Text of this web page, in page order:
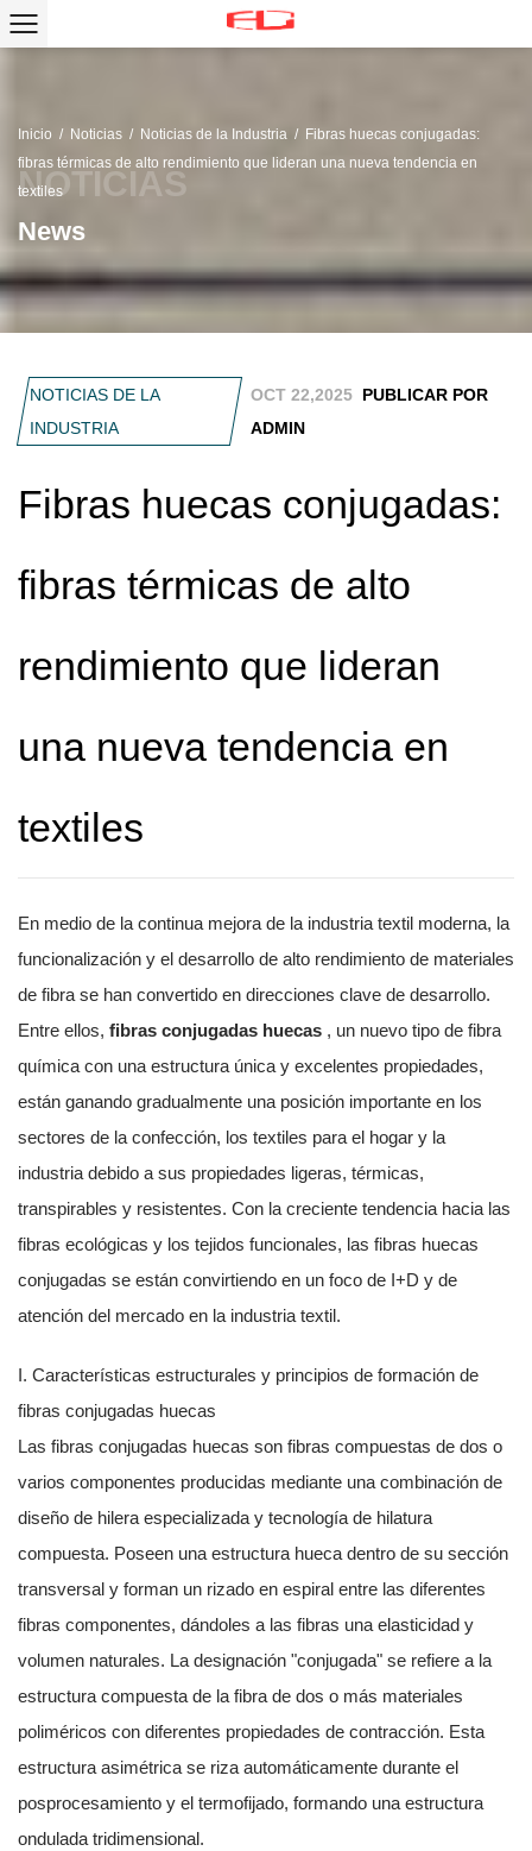
Inicio / Noticias / Noticias de la Industria / Fibras huecas conjugadas:
fibras térmicas de alto rendimiento que lideran una nueva tendencia en
textiles
News
NOTICIAS DE LA
INDUSTRIA
OCT 22,2025 PUBLICAR POR
ADMIN
Fibras huecas conjugadas:
fibras térmicas de alto
rendimiento que lideran
una nueva tendencia en
textiles
En medio de la continua mejora de la industria textil moderna, la
funcionalización y el desarrollo de alto rendimiento de materiales
de fibra se han convertido en direcciones clave de desarrollo.
Entre ellos, fibras conjugadas huecas , un nuevo tipo de fibra
química con una estructura única y excelentes propiedades,
están ganando gradualmente una posición importante en los
sectores de la confección, los textiles para el hogar y la
industria debido a sus propiedades ligeras, térmicas,
transpirables y resistentes. Con la creciente tendencia hacia las
fibras ecológicas y los tejidos funcionales, las fibras huecas
conjugadas se están convirtiendo en un foco de I+D y de
atención del mercado en la industria textil.
I. Características estructurales y principios de formación de
fibras conjugadas huecas
Las fibras conjugadas huecas son fibras compuestas de dos o
varios componentes producidas mediante una combinación de
diseño de hilera especializada y tecnología de hilatura
compuesta. Poseen una estructura hueca dentro de su sección
transversal y forman un rizado en espiral entre las diferentes
fibras componentes, dándoles a las fibras una elasticidad y
volumen naturales. La designación "conjugada" se refiere a la
estructura compuesta de la fibra de dos o más materiales
poliméricos con diferentes propiedades de contracción. Esta
estructura asimétrica se riza automáticamente durante el
posprocesamiento y el termofijado, formando una estructura
ondulada tridimensional.